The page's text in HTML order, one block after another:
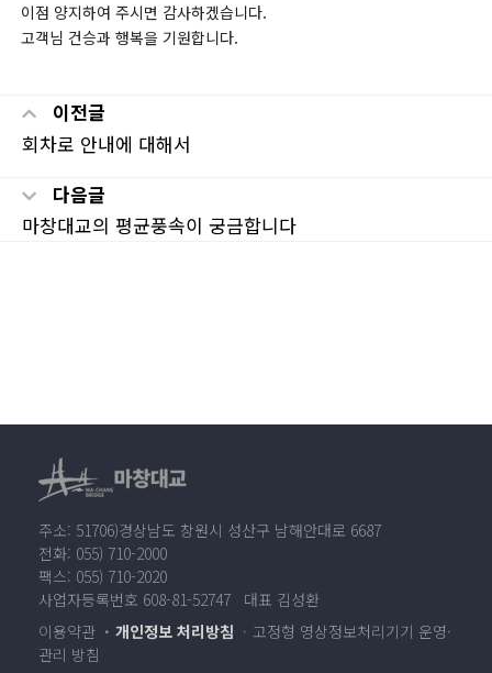
이점 양지하여 주시면 감사하겠습니다.
고객님 건승과 행복을 기원합니다.
이전글
회차로 안내에 대해서
다음글
마창대교의 평균풍속이 궁금합니다
주소: 51706)경상남도 창원시 성산구 남해안대로 6687
전화: 055) 710-2000
팩스: 055) 710-2020
사업자등록번호 608-81-52747 대표 김성환
이용약관
개인정보 처리방침
고정형 영상정보처리기기 운영·
관리 방침